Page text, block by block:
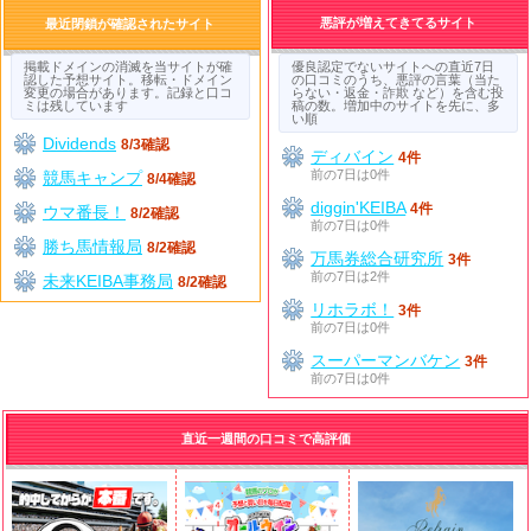
悪評が増えてきてるサイト
優良認定でないサイトへの直近7日
の口コミのうち、悪評の言葉（当た
らない・返金・詐欺 など）を含む投
稿の数。増加中のサイトを先に、多
い順
ディバイン 4件
前の7日は0件
diggin'KEIBA 4件
前の7日は0件
万馬券総合研究所 3件
前の7日は2件
リホラボ！
3件
前の7日は0件
スーパーマンバケン 3件
前の7日は0件
最近閉鎖が確認されたサイト
掲載ドメインの消滅を当サイトが確
認した予想サイト。移転・ドメイン
変更の場合があります。記録と口コ
ミは残しています
Dividends 8/3確認
競馬キャンプ 8/4確認
ウマ番長！ 8/2確認
勝ち馬情報局 8/2確認
未来KEIBA事務局 8/2確認
直近一週間の口コミで高評価